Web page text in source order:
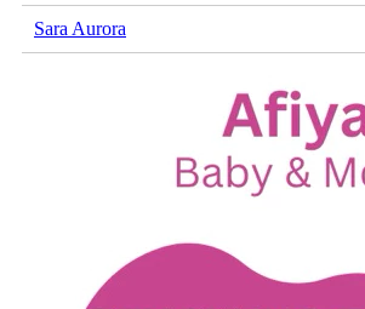
Sara Aurora